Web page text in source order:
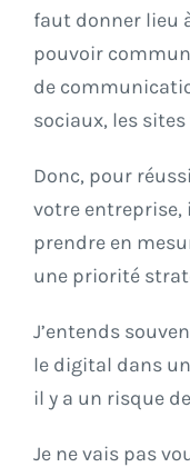
faut donner lieu
pouvoir
de
sociaux, les sites
Donc, pour
votre
prendre en
une priorité
J’entends
le digital dans
il y a un risque
Je ne vais pas